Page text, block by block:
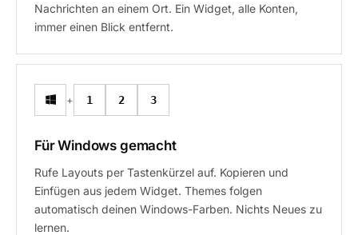
Nachrichten an einem Ort. Ein Widget, alle Konten,
immer einen Blick entfernt.
+ 1 2 3
Für Windows gemacht
Rufe Layouts per Tastenkürzel auf. Kopieren und
Einfügen aus jedem Widget. Themes folgen
automatisch deinen Windows-Farben. Nichts Neues zu
lernen.